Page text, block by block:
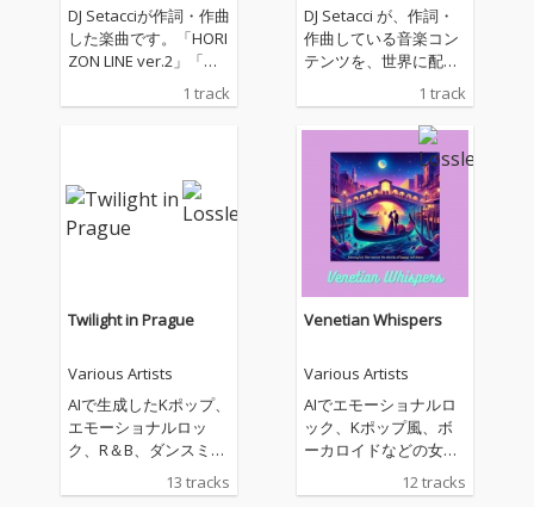
DJ Setacciが作詞・作曲
した楽曲です。「HORI
ZON LINE ver.2」「水
として、配信いたしま
境とともに生きること
の大切さに、想いを込
めて創りました。
1 track
DJ Setacci が、作詞・
作曲している音楽コン
テンツを、世界に配信
しています。主なジャ
ンルは、House、R&
B、Soul、Popなどに
なります。
1 track
Twilight in Prague
Various Artists
AIで生成したKポップ、
エモーショナルロッ
ク、R＆B、ダンスミュ
ージックの曲を配信し
ています。私の生成し
13 tracks
Venetian Whispers
Various Artists
AIでエモーショナルロ
ック、Kポップ風、ボ
ーカロイドなどの女性
す。基本的に英語で、
12 tracks